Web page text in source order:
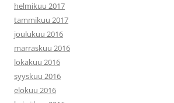
helmikuu 2017
tammikuu 2017
joulukuu 2016
marraskuu 2016
lokakuu 2016
syyskuu 2016
elokuu 2016